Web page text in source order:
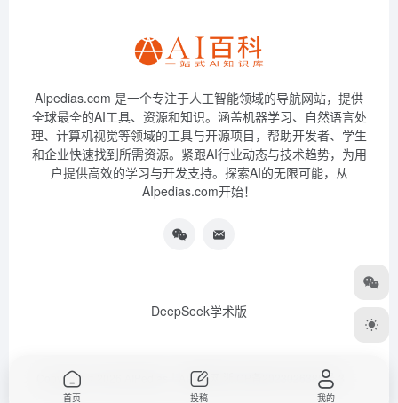
AIpedias.com 是一个专注于人工智能领域的导航网站，提供
全球最全的AI工具、资源和知识。涵盖机器学习、自然语言处
理、计算机视觉等领域的工具与开源项目，帮助开发者、学生
和企业快速找到所需资源。紧跟AI行业动态与技术趋势，为用
户提供高效的学习与开发支持。探索AI的无限可能，从
AIpedias.com开始！
DeepSeek学术版
Copyright © 2026 AIPedias｜AI导航网 浙ICP备2023026385号-3
首页 投稿 我的